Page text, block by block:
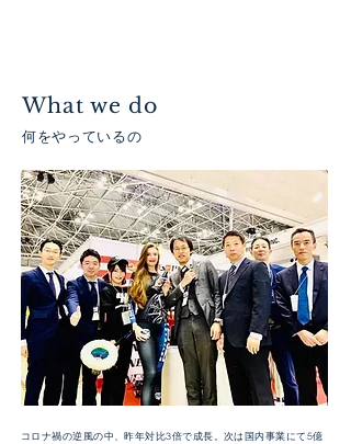
What we do
何をやっているの
コロナ禍の逆風の中、昨年対比3倍で成長。次は国内事業にて5億